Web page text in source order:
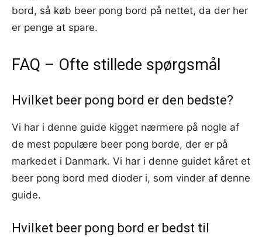
bord, så køb beer pong bord på nettet, da der her
er penge at spare.
FAQ – Ofte stillede spørgsmål
Hvilket beer pong bord er den bedste?
Vi har i denne guide kigget nærmere på nogle af
de mest populære beer pong borde, der er på
markedet i Danmark. Vi har i denne guidet kåret et
beer pong bord med dioder i, som vinder af denne
guide.
Hvilket beer pong bord er bedst til